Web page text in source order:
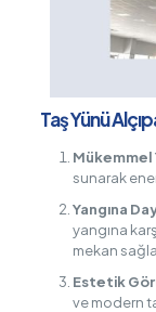
Taş Yünü
Mükemmel
sunarak
Yangına
yangına
mekan
Estetik
ve modern